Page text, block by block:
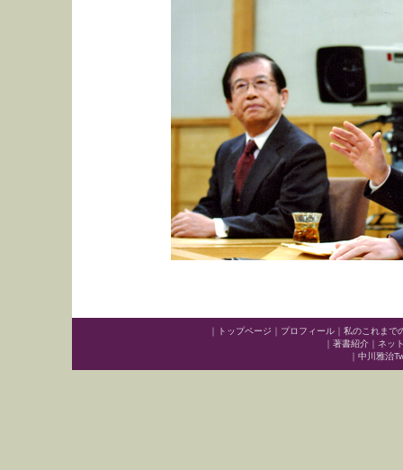
｜ トップページ ｜ プロフィール ｜ 私のこれまで
｜ 著書紹介 ｜ ネッ
｜ 中川雅治